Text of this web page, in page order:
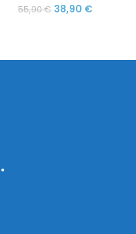
55,90€ Il
55,90 €.
38,90 €Il
38,90 €.